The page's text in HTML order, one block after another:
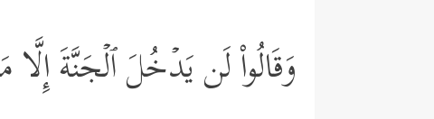
وَقَالُواْ لَن یَدۡخُلَ ٱلۡجَنَّةَ